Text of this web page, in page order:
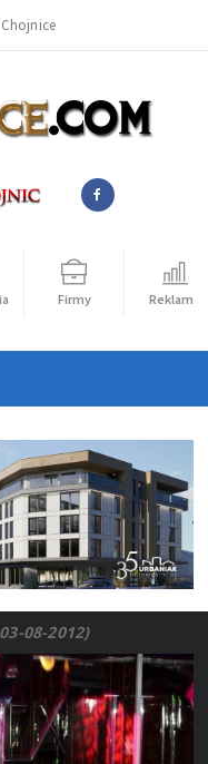
Chojnice
Firmy Reklama
08-2012)